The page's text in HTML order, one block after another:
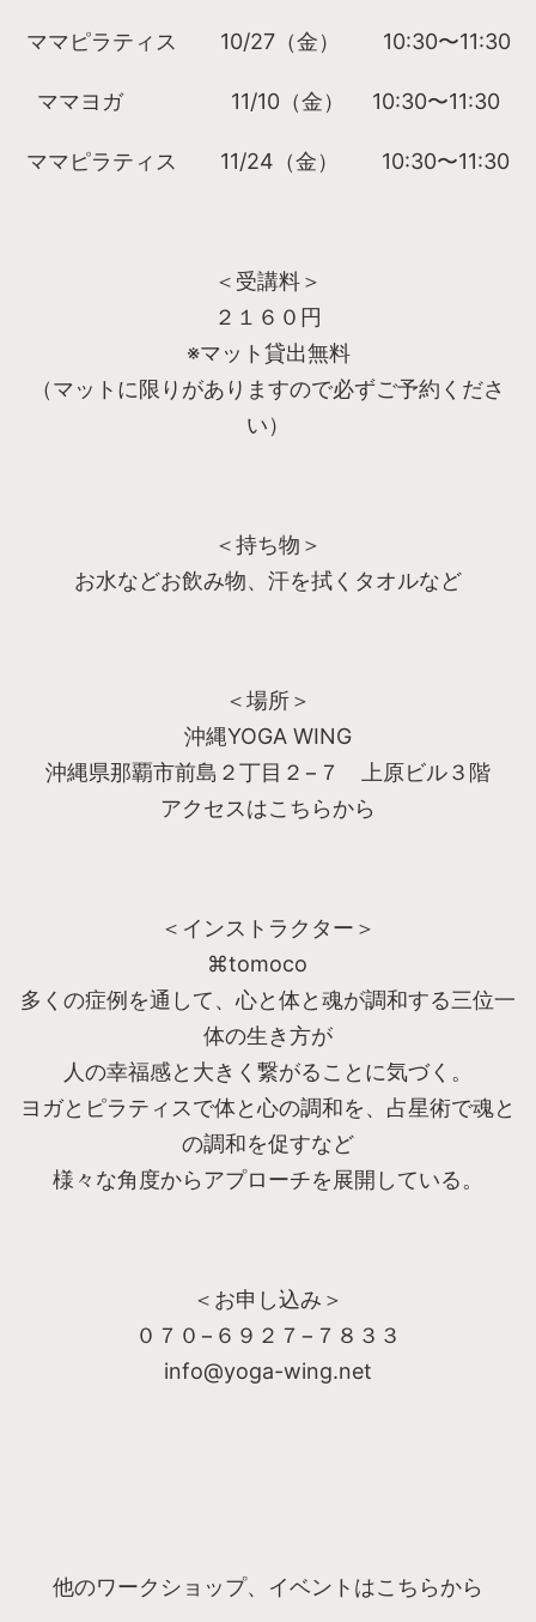
ママピラティス 10/27（金） 10:30〜11:30
ママヨガ 11/10（金） 10:30〜11:30
ママピラティス 11/24（金） 10:30〜11:30
＜受講料＞
２１６０円
※マット貸出無料
（マットに限りがありますので必ずご予約くださ
い）
＜持ち物＞
お水などお飲み物、汗を拭くタオルなど
＜場所＞
沖縄YOGA WING
沖縄県那覇市前島２丁目２−７ 上原ビル３階
アクセスはこちらから
＜インストラクター＞
⌘tomoco
多くの症例を通して、心と体と魂が調和する三位一
体の生き方が
人の幸福感と大きく繋がることに気づく。
ヨガとピラティスで体と心の調和を、占星術で魂と
の調和を促すなど
様々な角度からアプローチを展開している。
＜お申し込み＞
０７０−６９２７−７８３３
info@yoga-wing.net
他のワークショップ、イベントはこちらから